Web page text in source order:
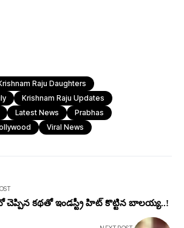
Raju Daughters
Krishnam Raju Updates
Latest News
Prabhas
Viral News
చెప్పిన కథతో ఇండస్ట్రీ హిట్ కొట్టిన బాలయ్య..!